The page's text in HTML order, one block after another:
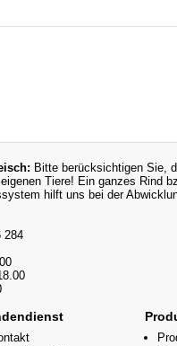
Bitte berücksichtigen Sie,
Tiere! Ein ganzes Rind
hilft uns bei der
284